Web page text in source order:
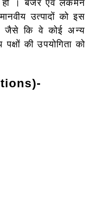
। बर्जर एवं लकमैन
उत्पादों को इस
जैसे कि वे कोई अन्य
की उपयोगिता को